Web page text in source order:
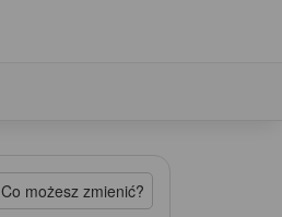
Co możesz zmienić?